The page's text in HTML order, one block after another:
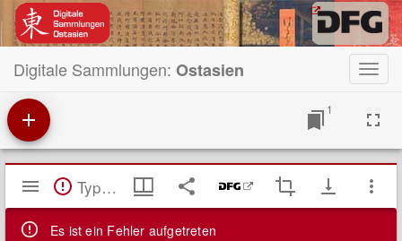
Digitale Sammlungen: Ostasien
1
Mirador
Viewer TypeError: Failed to fetch
Es ist ein Fehler aufgetreten